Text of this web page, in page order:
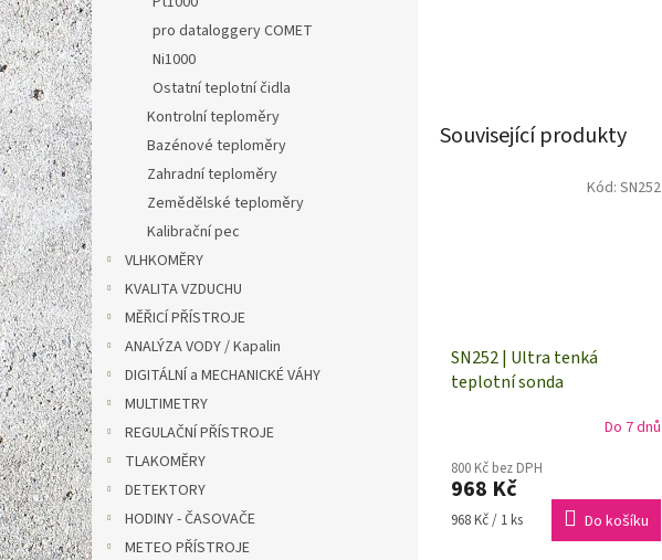
pro dataloggery COMET
Ni1000
Ostatní teplotní čidla
Kontrolní teploměry
Bazénové teploměry
Zahradní teploměry
Zemědělské teploměry
Kalibrační pec
VLHKOMĚRY
KVALITA VZDUCHU
MĚŘICÍ PŘÍSTROJE
ANALÝZA VODY / Kapalin
DIGITÁLNÍ a MECHANICKÉ VÁHY
MULTIMETRY
REGULAČNÍ PŘÍSTROJE
TLAKOMĚRY
DETEKTORY
HODINY - ČASOVAČE
METEO PŘÍSTROJE
Související produkty
SN252 | Ultra tenká
teplotní sonda
Do 7 dnů
800 Kč bez DPH
968 Kč
Měrná
968 Kč / 1 ks Do košíku
Kód: SN252